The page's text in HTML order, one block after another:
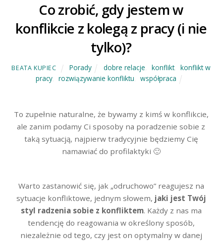
Co zrobić, gdy jestem w
konflikcie z kolegą z pracy (i nie
tylko)?
BEATA KUPIEC Porady dobre relacje konflikt, konflikt w
pracy, rozwiązywanie konfliktu współpraca
To zupełnie naturalne, że bywamy z kimś w konflikcie,
ale zanim podamy Ci sposoby na poradzenie sobie z
taką sytuacją, najpierw tradycyjnie będziemy Cię
namawiać do profilaktyki 🙂
Warto zastanowić się, jak „odruchowo” reagujesz na
sytuacje konfliktowe, jednym słowem, jaki jest Twój
styl radzenia sobie z konfliktem. Każdy z nas ma
tendencję do reagowania w określony sposób,
niezależnie od tego, czy jest on optymalny w danej